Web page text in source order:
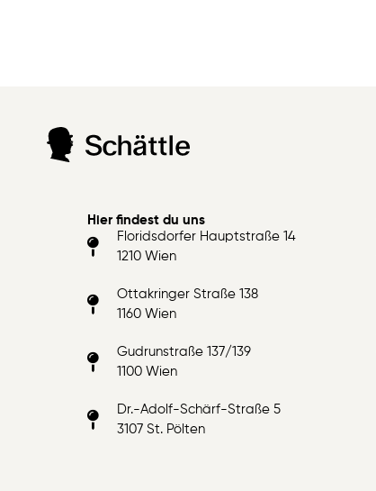
Hier findest du uns
Floridsdorfer Hauptstraße 14
1210 Wien
Ottakringer Straße 138
1160 Wien
Gudrunstraße 137/139
1100 Wien
Dr.-Adolf-Schärf-Straße 5
3107 St. Pölten